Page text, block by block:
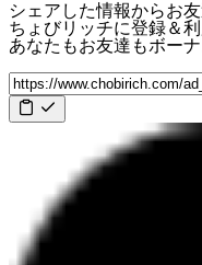
シェアした情報からお
ちょびリッチに登録＆
あなたもお友達もボー